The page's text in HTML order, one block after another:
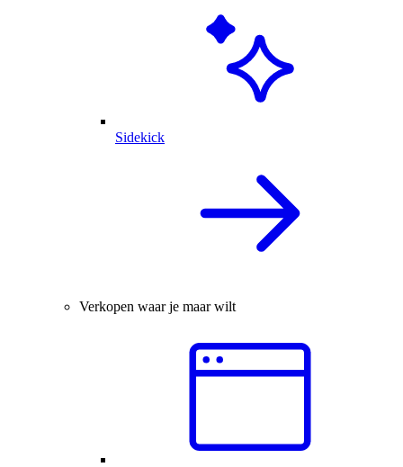
Sidekick
Verkopen waar je maar wilt